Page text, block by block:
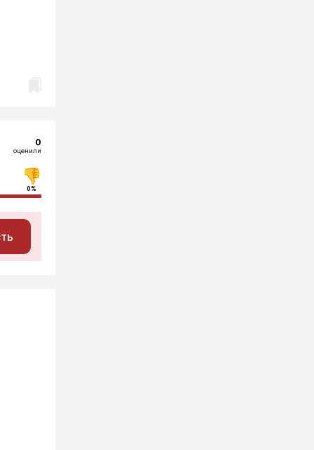
0
оценили
0%